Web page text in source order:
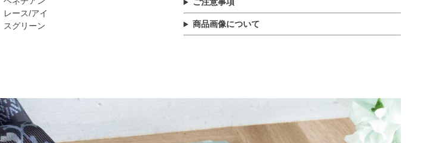
レース/アイ
スグリーン
ご注意事項
商品画像について